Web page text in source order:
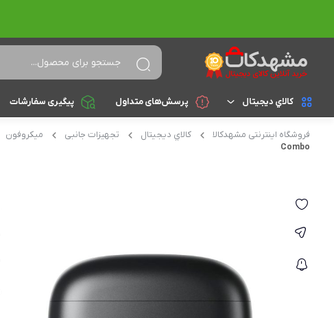
کالاي ديجيتال
لپ تاپ براساس cpu
Core i7
Core i9
کامپیوتر های همه کاره
پرسش‌های متداول پیگیری سفارشات
فروشگاه اینترنتی مشهدکالا کالاي ديجيتال تجهیزات جانبی میکروفون
Combo